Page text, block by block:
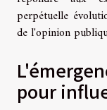
perpétuelle
de l'opinion
pour